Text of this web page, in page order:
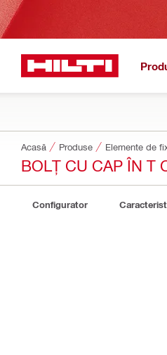
Acasă Produse Elemente de
BOLȚ CU CAP ÎN T
Configurator